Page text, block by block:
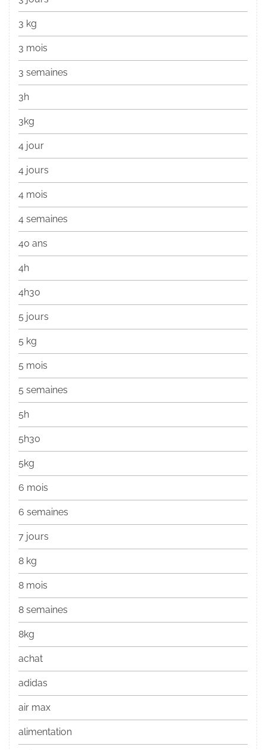
3 kg
3 mois
3 semaines
3h
3kg
4 jour
4 jours
4 mois
4 semaines
40 ans
4h
4h30
5 jours
5 kg
5 mois
5 semaines
5h
5h30
5kg
6 mois
6 semaines
7 jours
8 kg
8 mois
8 semaines
8kg
achat
adidas
air max
alimentation